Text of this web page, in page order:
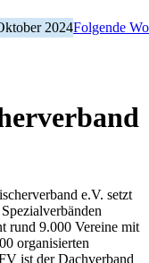
2024Folgende
e.V. setzt
rund 9.000 Vereine mit
organisierten
ist der Dachverband